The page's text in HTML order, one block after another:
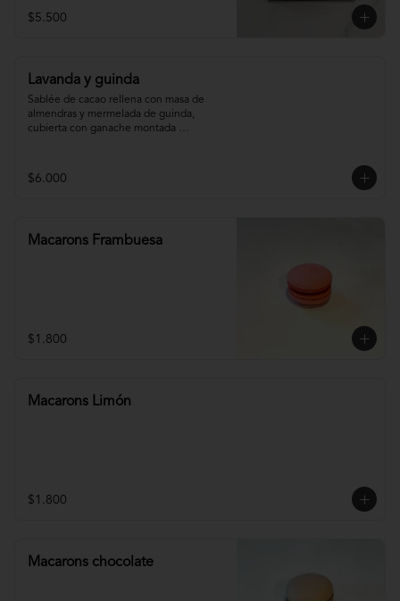
$5.500
Lavanda y guinda
Sablée de cacao rellena con masa de
almendras y mermelada de guinda,
cubierta con ganache montada
$6.000
Macarons Frambuesa
$1.800
Macarons Limón
$1.800
Macarons chocolate